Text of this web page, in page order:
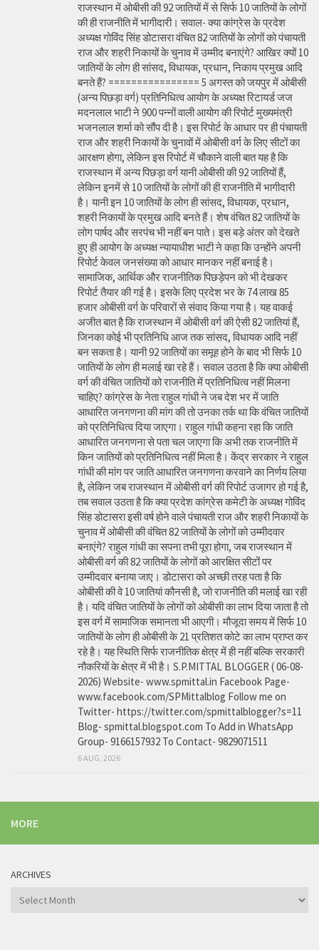
राजस्थान में ओबीसी की 92 जातियों में से सिर्फ 10 जातियों के लोगों
की ही राजनीति में भागीदारी। सवाल- क्या कांग्रेस के प्रदेश
अध्यक्ष गोविंद सिंह डोटासरा वंचित 82 जातियों के लोगों को पंचायती
राज और शहरी निकायों के चुनाव में उम्मीद बनाएंगे? आखिर क्यों 10
जातियों के लोग ही सांसद, विधायक, प्रधान, निकाय प्रमुख आदि
बनते हैं? ================ 5 अगस्त को जयपुर में ओबीसी
(अन्य पिछड़ा वर्ग) प्रतिनिधित्व आयोग के अध्यक्ष रिटायर्ड जज
मदनलाल भाटी ने 900 पन्नों वाली आयोग की रिपोर्ट मुख्यमंत्री
भजनलाल शर्मा को सौंप दी है। इस रिपोर्ट के आधार पर ही पंचायती
राज और शहरी निकायों के चुनावों में ओबीसी वर्ग के लिए सीटों का
आरक्षण होगा, लेकिन इस रिपोर्ट में चौकाने वाली बात यह है कि
राजस्थान में अन्य पिछड़ा वर्ग यानी ओबीसी की 92 जातियों हैं,
लेकिन इनमें से 10 जातियों के लोगों की ही राजनीति में भागीदारी
है। यानी इन 10 जातियों के लोग ही सांसद, विधायक, प्रधान,
शहरी निकायों के प्रमुख आदि बनते हैं। शेष वंचित 82 जातियों के
लोग पार्षद और सरपंच भी नहीं बन पाते। इस बड़े अंतर को देखते
हुए ही आयोग के अध्यक्ष न्यायाधीश भाटी ने कहा कि उन्होंने अपनी
रिपोर्ट केवल जनसंख्या को आधार मानकर नहीं बनाई है।
सामाजिक, आर्थिक और राजनीतिक पिछड़ेपन को भी देखकर
रिपोर्ट तैयार की गई है। इसके लिए प्रदेश भर के 74 लाख 85
हजार ओबीसी वर्ग के परिवारों से संवाद किया गया है। यह वाकई
अजीत बात है कि राजस्थान में ओबीसी वर्ग की ऐसी 82 जातियां हैं,
जिनका कोई भी प्रतिनिधि आज तक सांसद, विधायक आदि नहीं
बन सकता है। यानी 92 जातियों का समूह होने के बाद भी सिर्फ 10
जातियों के लोग ही मलाई खा रहे हैं। सवाल उठता है कि क्या ओबीसी
वर्ग की वंचित जातियों को राजनीति में प्रतिनिधित्व नहीं मिलना
चाहिए? कांग्रेस के नेता राहुल गांधी ने जब देश भर में जाति
आधारित जनगणना की मांग की तो उनका तर्क था कि वंचित जातियों
को प्रतिनिधित्व दिया जाएगा। राहुल गांधी कहना रहा कि जाति
आधारित जनगणना से पता चल जाएगा कि अभी तक राजनीति में
किन जातियों को प्रतिनिधित्व नहीं मिला है। केंद्र सरकार ने राहुल
गांधी की मांग पर जाति आधारित जनगणना करवाने का निर्णय लिया
है, लेकिन जब राजस्थान में ओबीसी वर्ग की रिपोर्ट उजागर हो गई है,
तब सवाल उठता है कि क्या प्रदेश कांग्रेस कमेटी के अध्यक्ष गोविंद
सिंह डोटासरा इसी वर्ष होने वाले पंचायती राज और शहरी निकायों के
चुनाव में ओबीसी की वंचित 82 जातियों के लोगों को उम्मीदवार
बनाएंगे? राहुल गांधी का सपना तभी पूरा होगा, जब राजस्थान में
ओबीसी वर्ग की 82 जातियों के लोगों को आरक्षित सीटों पर
उम्मीदवार बनाया जाए। डोटासरा को अच्छी तरह पता है कि
ओबीसी की वे 10 जातियां कौनसी है, जो राजनीति की मलाई खा रही
है। यदि वंचित जातियों के लोगों को ओबीसी का लाभ दिया जाता है तो
इस वर्ग में सामाजिक समानता भी आएगी। मौजूदा समय में सिर्फ 10
जातियों के लोग ही ओबीसी के 21 प्रतिशत कोटे का लाभ प्राप्त कर
रहे है। यह स्थिति सिर्फ राजनीतिक क्षेत्र में ही नहीं बल्कि सरकारी
नौकरियों के क्षेत्र में भी है। S.P.MITTAL BLOGGER ( 06-08-
2026) Website- www.spmittal.in Facebook Page-
www.facebook.com/SPMittalblog Follow me on
Twitter- https://twitter.com/spmittalblogger?s=11
Blog- spmittal.blogspot.com To Add in WhatsApp
Group- 9166157932 To Contact- 9829071511
6 AUG, 2026
MORE
ARCHIVES
Archives